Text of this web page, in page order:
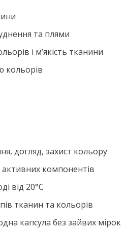
та плями
і м’якість тканини
кольорів
догляд, захист кольору
компонентів
від 20°C
тканин та кольорів
капсула без зайвих мірок